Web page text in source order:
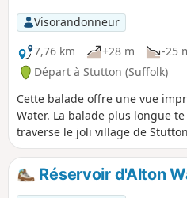
Visorandonneur
7,76 km
+28 m -25
Départ à Stutton (Suffolk)
Cette balade offre une vue
Water. La balade plus longue
traverse le joli village de
permet de visiter une réserve
Clifton Wonder, un bâtiment
Réservoir d'Alton